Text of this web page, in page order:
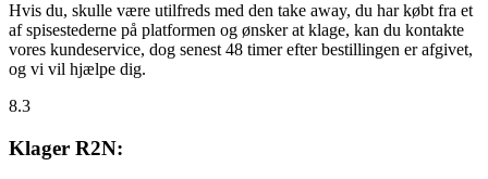
Hvis du, skulle være utilfreds med den take away, du har købt fra et
af spisestederne på platformen og ønsker at klage, kan du kontakte
vores kundeservice, dog senest 48 timer efter bestillingen er afgivet,
og vi vil hjælpe dig.
8.3
Klager R2N: